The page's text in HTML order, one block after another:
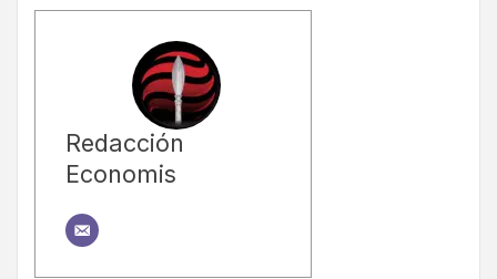
Redacción
Economis